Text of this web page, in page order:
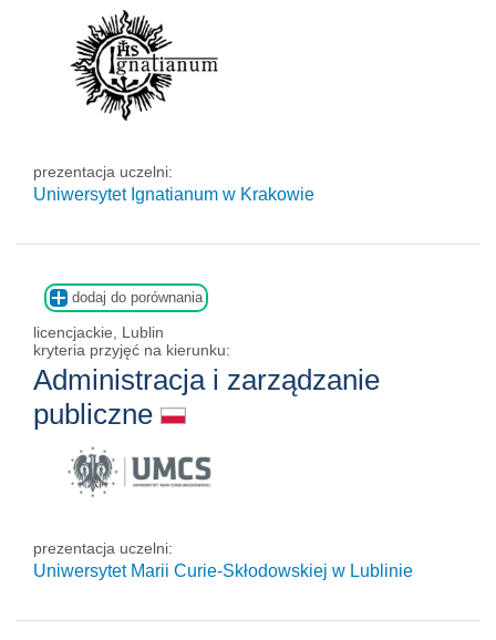
prezentacja uczelni:
Uniwersytet Ignatianum w Krakowie
dodaj do porównania
licencjackie, Lublin
kryteria przyjęć na kierunku:
Administracja i zarządzanie
publiczne
prezentacja uczelni:
Uniwersytet Marii Curie-Skłodowskiej w Lublinie